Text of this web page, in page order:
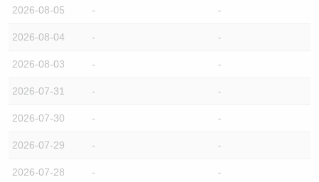
2026-08-05 - -
2026-08-04 - -
2026-08-03 - -
2026-07-31 - -
2026-07-30 - -
2026-07-29 - -
2026-07-28 - -